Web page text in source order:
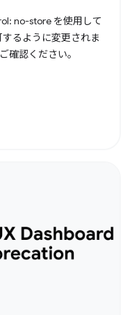
no-store を使用して
るように変更されま
確認ください。